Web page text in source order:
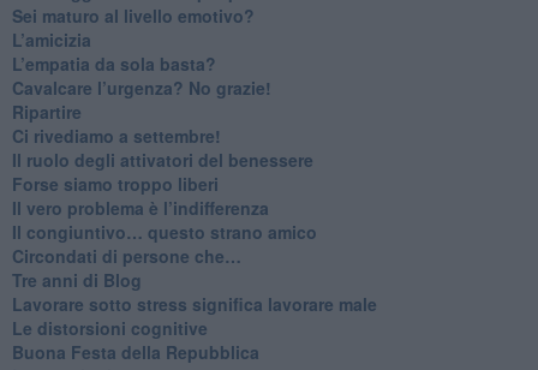
​Sei maturo al livello emotivo?
​L’amicizia
​L’empatia da sola basta?
​Cavalcare l’urgenza? No grazie!
Ripartire
​Ci rivediamo a settembre!
​Il ruolo degli attivatori del benessere
​Forse siamo troppo liberi
​Il vero problema è l’indifferenza
​Il congiuntivo… questo strano amico
​Circondati di persone che…
​Tre anni di Blog
​Lavorare sotto stress significa lavorare male
​Le distorsioni cognitive
​Buona Festa della Repubblica